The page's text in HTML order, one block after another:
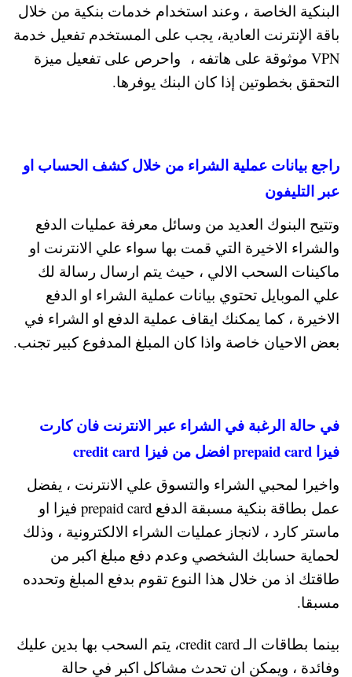
البنكية الخاصة ، وعند استخدام خدمات بنكية من خلال
باقة الإنترنت العادية، يجب على المستخدم تفعيل خدمة
VPN موثوقة على هاتفه ، واحرص على تفعيل ميزة
التحقق بخطوتين إذا كان البنك يوفرها.
راجع بيانات عملية الشراء من خلال كشف الحساب او
عبر التليفون
وتتيح البنوك العديد من وسائل معرفة عمليات الدفع
والشراء الاخيرة التي قمت بها سواء علي الانترنت او
ماكينات السحب الالي ، حيث يتم ارسال رسالة لك
علي الموبايل تحتوي بيانات عملية الشراء او الدفع
الاخيرة ، كما يمكنك ايقاف عملية الدفع او الشراء في
بعض الاحيان خاصة واذا كان المبلغ المدفوع كبير تجنب.
في حالة الرغبة في الشراء عبر الانترنت فان كارت
فيزا prepaid card افضل من فيزا credit card
واخيرا لمحبي الشراء والتسوق علي الانترنت ، يفضل
عمل بطاقة بنكية مسبقة الدفع prepaid card فيزا او
ماستر كارد ، لانجاز عمليات الشراء الالكترونية ، وذلك
لحماية حسابك الشخصي وعدم دفع مبلغ اكبر من
طاقتك اذ من خلال هذا النوع تقوم بدفع المبلغ وتحدده
مسبقا.
بينما بطاقات الـ credit card، يتم السحب بها بدين عليك
وفائدة ، ويمكن ان تحدث مشاكل اكبر في حالة